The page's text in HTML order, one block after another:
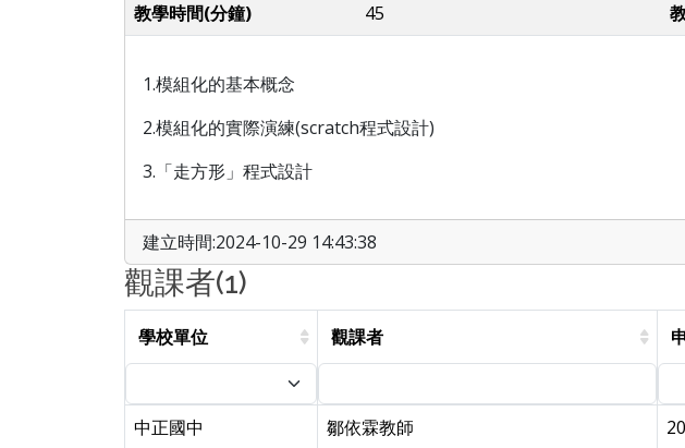
教學時間(分鐘)
45
1.模組化的基本概念
2.模組化的實際演練(scratch程式設計)
3.「走方形」程式設計
建立時間:2024-10-29 14:43:38
觀課者(1)
學校單位 觀課者
中正國中 鄒依霖教師